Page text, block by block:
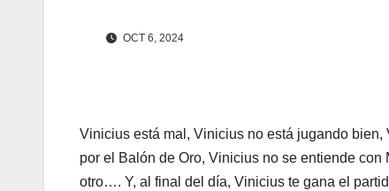
OCT 6, 2024
Vinicius está mal, Vinicius no está jugando
por el Balón de Oro, Vinicius no se entiende
otro…. Y, al final del día, Vinicius te gana el